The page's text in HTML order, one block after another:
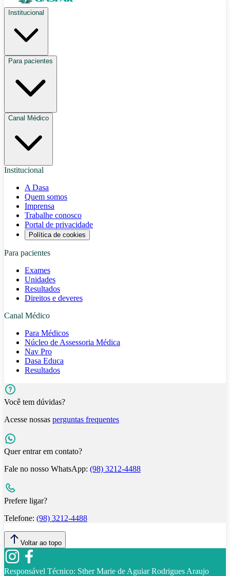
Institucional
Para pacientes
Canal Médico
Institucional
A Dasa
Quem somos
Imprensa
Trabalhe conosco
Portal de privacidade
Política de cookies
Para pacientes
Exames
Unidades
Resultados
Direitos e deveres
Canal Médico
Para Médicos
Núcleo de Assessoria Médica
Nav Pro
Dasa Educa
Resultados
Você tem dúvidas?
Acesse nossas perguntas frequentes
Quer entrar em contato?
Fale no nosso WhatsApp: (98) 3212-4488
Prefere ligar?
Telefone: (98) 3212-4488
Voltar ao topo
Responsável Técnico: Sther Marie de Aguiar Rodrigues Araujo